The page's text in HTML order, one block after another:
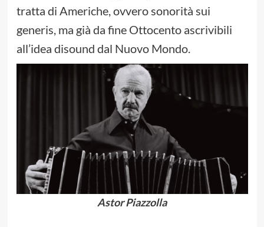
tratta di Americhe, ovvero sonorità sui
generis, ma già da fine Ottocento ascrivibili
all’idea disound dal Nuovo Mondo.
Astor Piazzolla